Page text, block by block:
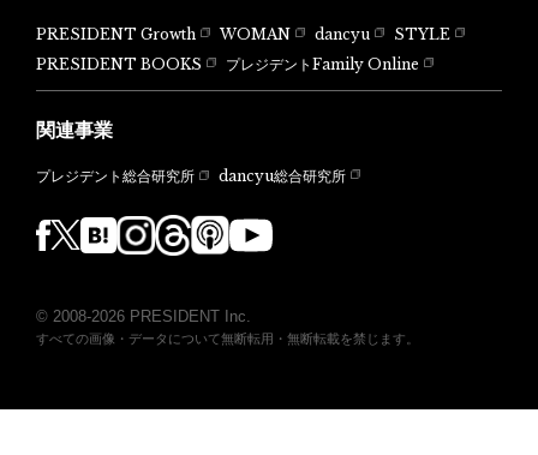
PRESIDENT Growth WOMAN dancyu
STYLE
PRESIDENT BOOKS
プレジデントFamily Online
関連事業
プレジデント総合研究所 dancyu総合研究所
© 2008-2026 PRESIDENT Inc.
すべての画像・データについて無断転用・無断転載を禁じます。